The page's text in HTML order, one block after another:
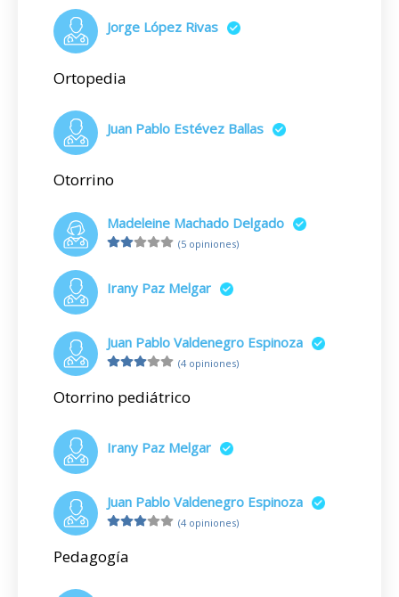
Jorge López Rivas
Ortopedia
Juan Pablo Estévez Ballas
Otorrino
Madeleine Machado Delgado
(5 opiniones)
Irany Paz Melgar
Juan Pablo Valdenegro Espinoza
(4 opiniones)
Otorrino pediátrico
Irany Paz Melgar
Juan Pablo Valdenegro Espinoza
(4 opiniones)
Pedagogía